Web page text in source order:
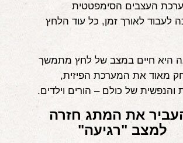
העצבים הסימפטטית
לעבוד לאורך זמן, כל עוד הלחץ
היא חיים במצב של לחץ מתמשך
מאוד את המערכת הפיזית,
והנפשית של כולם – הורים וילדים.
את המתג חזרה
למצב "רגיעה"